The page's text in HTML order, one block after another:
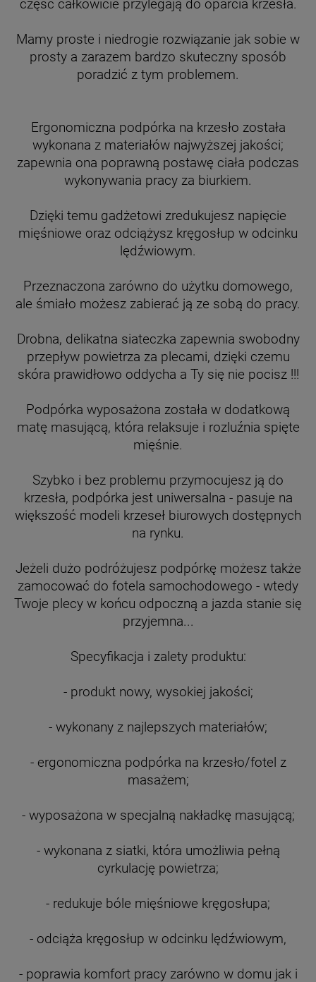
część całkowicie przylegają do oparcia krzesła.
Mamy proste i niedrogie rozwiązanie jak sobie w
prosty a zarazem bardzo skuteczny sposób
poradzić z tym problemem.
Ergonomiczna podpórka na krzesło została
wykonana z materiałów najwyższej jakości;
zapewnia ona poprawną postawę ciała podczas
wykonywania pracy za biurkiem.
Dzięki temu gadżetowi zredukujesz napięcie
mięśniowe oraz odciążysz kręgosłup w odcinku
lędźwiowym.
Przeznaczona zarówno do użytku domowego,
ale śmiało możesz zabierać ją ze sobą do pracy.
Drobna, delikatna siateczka zapewnia swobodny
przepływ powietrza za plecami, dzięki czemu
skóra prawidłowo oddycha a Ty się nie pocisz !!!
Podpórka wyposażona została w dodatkową
matę masującą, która relaksuje i rozluźnia spięte
mięśnie.
Szybko i bez problemu przymocujesz ją do
krzesła, podpórka jest uniwersalna - pasuje na
większość modeli krzeseł biurowych dostępnych
na rynku.
Jeżeli dużo podróżujesz podpórkę możesz także
zamocować do fotela samochodowego - wtedy
Twoje plecy w końcu odpoczną a jazda stanie się
przyjemna...
Specyfikacja i zalety produktu:
- produkt nowy, wysokiej jakości;
- wykonany z najlepszych materiałów;
- ergonomiczna podpórka na krzesło/fotel z
masażem;
- wyposażona w specjalną nakładkę masującą;
- wykonana z siatki, która umożliwia pełną
cyrkulację powietrza;
- redukuje bóle mięśniowe kręgosłupa;
- odciąża kręgosłup w odcinku lędźwiowym,
- poprawia komfort pracy zarówno w domu jak i